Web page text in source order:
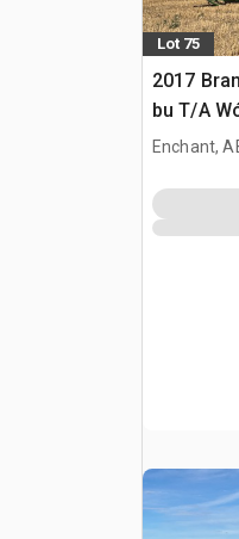
Lot 75
2017
bu T/A
Enchant,